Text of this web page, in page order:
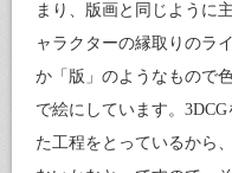
まり、版画と同じように
ャラクターの縁取りのラ
か「版」のようなもので
で絵にしています。
た工程をとっているから